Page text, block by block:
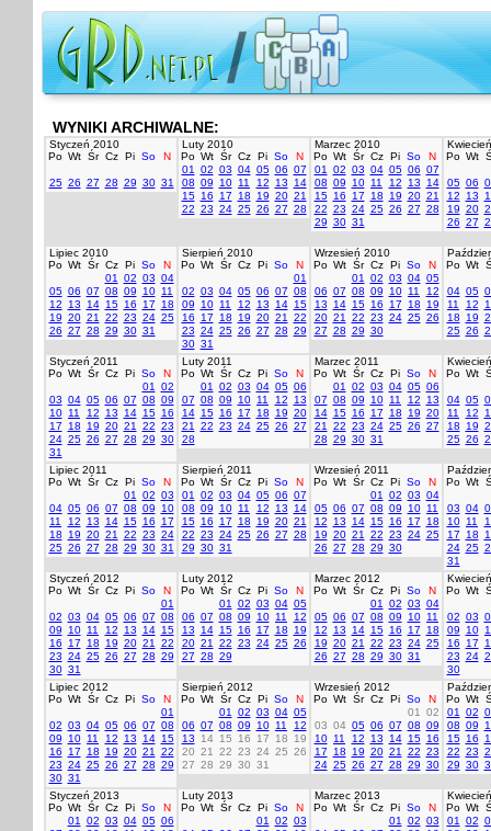
WYNIKI ARCHIWALNE:
Styczeń 2010
Po Wt Śr Cz Pi So N
25 26 27 28 29 30 31
Luty 2010
Po Wt Śr Cz Pi So
N
01
02 03 04 05 06 07
08 09 10 11 12 13
14
15 16 17 18 19 20 21
22 23 24 25 26 27 28
Marzec 2010
Po Wt Śr Cz Pi So
N
01
02 03 04 05 06 07
08 09 10 11 12 13
14
15 16 17 18 19 20 21
22 23 24 25 26 27 28
29 30 31
Po Wt
05 06
12
13
19 20
26 27
Lipiec 2010
Po Wt Śr Cz Pi So
N
01
02 03 04
05 06 07 08 09 10 11
12
13 14 15 16 17
18
19 20 21 22 23 24 25
26 27 28 29 30 31
Sierpień 2010
Po Wt Śr Cz Pi So
N
01
02 03 04 05 06 07 08
09
10 11 12 13 14 15
16
17 18 19 20 21
22
23 24 25 26 27 28 29
30 31
Wrzesień 2010
Po Wt Śr Cz Pi So
N
01
02 03 04 05
06 07 08 09 10 11
12
13
14 15 16 17 18
19
20 21 22 23 24 25 26
27 28 29 30
Po Wt
04 05
11
12
18
19
25 26
Styczeń 2011
Po Wt Śr Cz Pi So
N
01
02
03 04 05 06 07 08 09
10 11 12 13 14 15 16
17
18 19 20 21 22 23
24 25 26 27 28 29 30
31
Luty 2011
Po Wt Śr Cz Pi So
N
01
02 03 04 05 06
07 08 09 10 11 12
13
14 15 16 17 18 19 20
21
22 23 24 25 26 27
28
Marzec 2011
Po Wt Śr Cz Pi So
N
01
02 03 04 05 06
07 08 09 10 11 12
13
14 15 16 17 18 19 20
21
22 23 24 25 26 27
28 29 30 31
Po Wt
04 05
11
12
18
19
25 26
Lipiec 2011
Po Wt Śr Cz Pi So
N
01
02 03
04 05 06 07 08 09
10
11
12 13 14 15 16
17
18
19 20 21 22 23 24
25 26 27 28 29 30 31
Sierpień 2011
Po Wt Śr Cz Pi So
N
01
02 03 04 05 06 07
08 09 10 11 12 13
14
15 16 17 18 19 20 21
22 23 24 25 26 27 28
29 30 31
Wrzesień 2011
Po Wt Śr Cz Pi So
N
01
02 03 04
05 06 07 08 09 10 11
12
13 14 15 16 17
18
19 20 21 22 23 24 25
26 27 28 29 30
Po Wt
03 04
10 11
17
18
24 25
31
Styczeń 2012
Po Wt Śr Cz Pi So
N
01
02 03 04 05 06 07 08
09
10 11 12 13 14 15
16
17 18 19 20 21
22
23 24 25 26 27 28 29
30 31
Luty 2012
Po Wt Śr Cz Pi So
N
01
02 03 04 05
06 07 08 09 10 11
12
13
14 15 16 17 18
19
20 21 22 23 24 25 26
27 28 29
Marzec 2012
Po Wt Śr Cz Pi So
N
01
02 03 04
05 06 07 08 09 10 11
12
13 14 15 16 17
18
19 20 21 22 23 24 25
26 27 28 29 30 31
Po Wt
02 03
09
10
16
17
23 24
30
Lipiec 2012
Po Wt Śr Cz Pi So
N
01
02 03 04 05 06 07 08
09
10 11 12 13 14 15
16
17 18 19 20 21
22
23 24 25 26 27 28 29
30 31
Sierpień 2012
Po Wt Śr Cz Pi So
N
01
02 03 04 05
06 07 08 09 10 11
12
13
14 15 16 17 18
19
20 21 22 23 24 25 26
27 28 29 30 31
Wrzesień 2012
Po Wt Śr Cz Pi So
N
01
02
03 04 05 06 07 08 09
10 11 12 13 14 15 16
17
18 19 20 21 22 23
24 25 26 27 28 29 30
Po Wt
01
02
08 09
15 16
22 23
29 30
Styczeń 2013
Po Wt Śr Cz Pi So
N
01
02 03 04 05 06
Luty 2013
Po Wt Śr Cz Pi So
N
01
02 03
Marzec 2013
Po Wt Śr Cz Pi So
N
01
02 03
Po Wt
01
02